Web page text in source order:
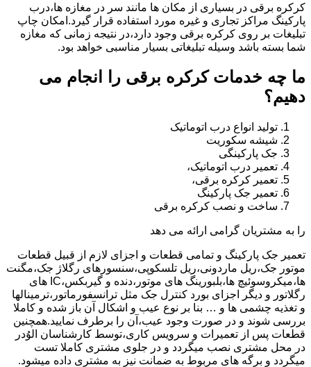
کرکره برقی در بسیاری از مکان ها مانند سر در مغازه ها،درب
پارکینگ مراکز تجاری و غیره مورد استفاده قرار گیرد.امکان چاپ
تبلیغات بر روی کرکره برقی وجود دارد،در نتیجه زمانی که مغازه
شما بسته باشد وسیله تبلیغاتی بسیار مناسبی خواهد بود.
ما چه خدمات کرکره برقی را انجام می
دهیم؟
تولید انواع درب اتوماتیک
شیشه سکوریت
جک پارکینگی
تعمیر درب اتوماتیک،
تعمیر کرکره برقی،
تعمیر جک پارکینگ
ساخت و نصب کرکره برقی
را به مشتریان گرامی ارائه می دهد
تعمیر جک پارکینگ و تمامی قطعات و اجزای لازم از قبیل قطعات
موتور جک،ریل ماردونی،ریل تلسکوپی،سنسورهای رگلاژ جک،مگنت
ها،میکروسوئیچ ها،بلبورینگ های موتور،دنده و گیربکس،IC های
رگلاتور و دیگر اجزای بورد کنترل جک مثل ترانسفورماتور،ترمینالها
و تغذیه چشمی ها و … بنا بر نوع عیب و اشکال آن باز شده و کاملا
بررسی شوند و در صورت وجود عیب،آن را برطرف نمایید.همچنین
قطعات پس از تعمیرات و سرویس کاری،توسط کارشناسان الوُدر
در محل مشتری نصب میگردد و در جلوی مشتری کاملا تست
میگردد و برگه های مربوط به ضمانت نیز به مشتری داده میشود.